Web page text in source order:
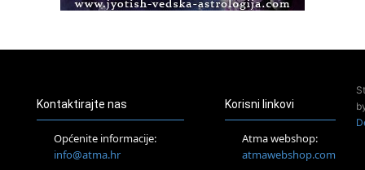
Access BARS®, otpusti stres
Pjesma srca / Zagreb
Tečaj Višeg Vodstva, razvijanja intuicije i Akaša zapisa
Kontaktirajte nas
Općenite informacije:
info@atma.hr
Korisni linkovi
Atma webshop:
atmawebshop.com